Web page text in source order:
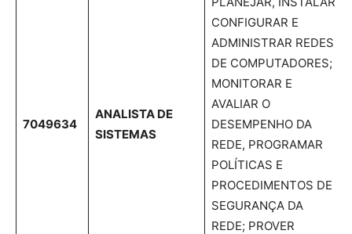
7049634
ANALISTA DE
SISTEMAS
CONFIGURAR E
ADMINISTRAR REDES
DE COMPUTADORES;
MONITORAR E
AVALIAR O
DESEMPENHO DA
REDE, PROGRAMAR
POLÍTICAS E
PROCEDIMENTOS DE
SEGURANÇA DA
REDE; PROVER